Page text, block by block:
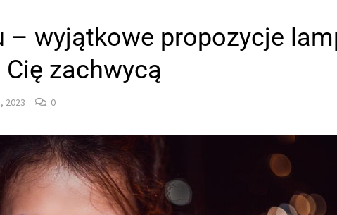
– wyjątkowe propozycje
zachwycą
2023 0